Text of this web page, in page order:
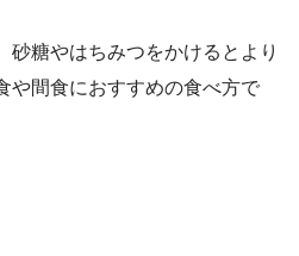
砂糖やはちみつをかけるとより
や間食におすすめの食べ方で